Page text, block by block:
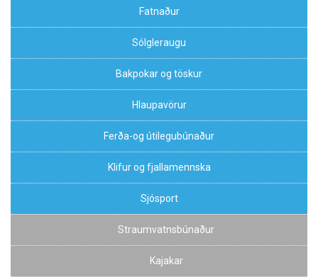
Fatnaður
Sólgleraugu
Bakpokar og töskur
Hlaupavörur
Ferða-og útilegubúnaður
Klifur og fjallamennska
Sjósport
Straumvatnsbúnaður
Kajakar